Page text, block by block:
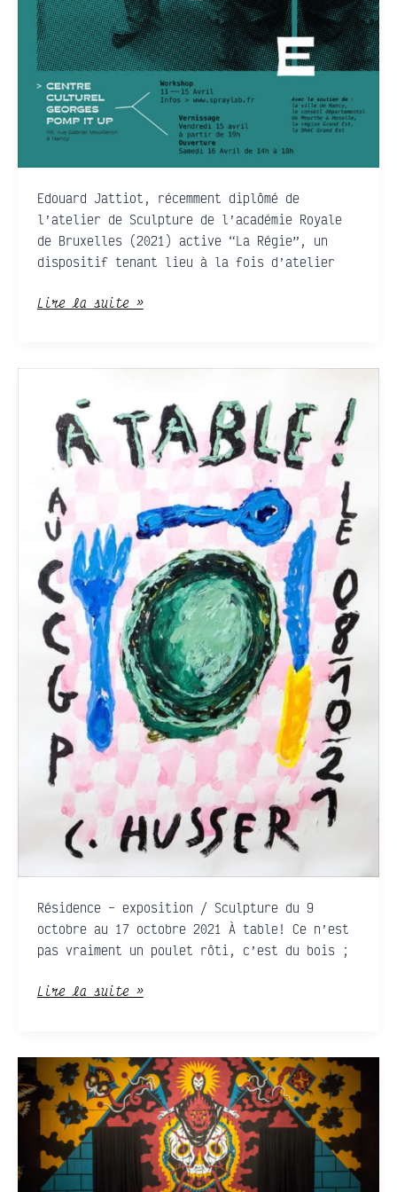
Edouard Jattiot, récemment diplômé de
l’atelier de Sculpture de l’académie Royale
de Bruxelles (2021) active “La Régie”, un
dispositif tenant lieu à la fois d’atelier
Lire la suite »
Résidence – exposition / Sculpture du 9
octobre au 17 octobre 2021 À table! Ce n’est
pas vraiment un poulet rôti, c’est du bois ;
Charles
Husser
Lire la suite »
Brulex
•
Prophétie
Bâtarde